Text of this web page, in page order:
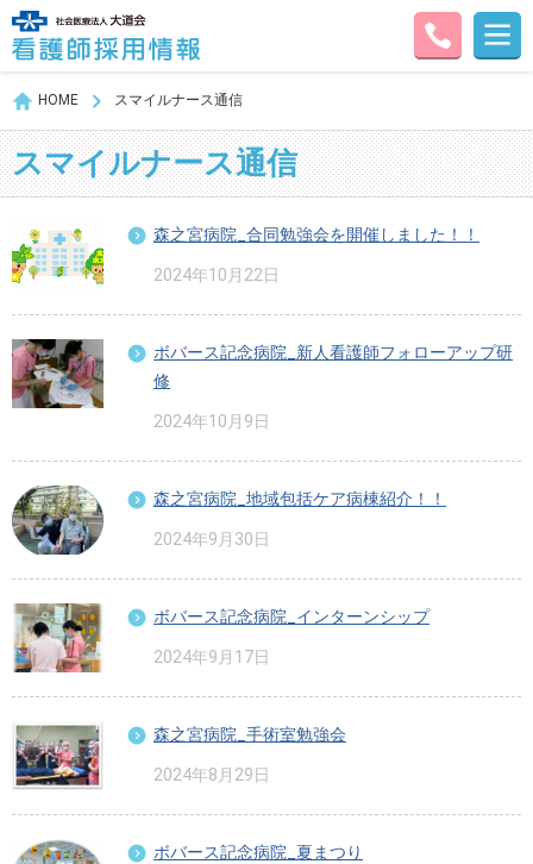
HOME スマイルナース通信
スマイルナース通信
森之宮病院_合同勉強会を開催しました！！
2024年10月22日
ボバース記念病院_新人看護師フォローアップ研
修
2024年10月9日
森之宮病院_地域包括ケア病棟紹介！！
2024年9月30日
ボバース記念病院_インターンシップ
2024年9月17日
森之宮病院_手術室勉強会
2024年8月29日
ボバース記念病院_夏まつり